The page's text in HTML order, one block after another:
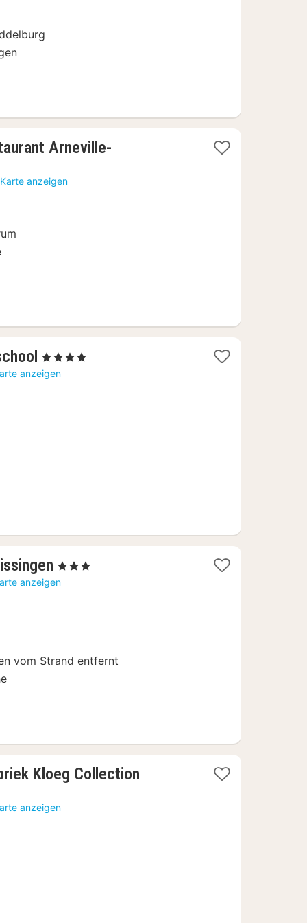
Arneville-
anzeigen
1
Nacht
, 4 Sterne
anzeigen
1
Nacht
, 3 Sterne
anzeigen
vom Strand entfernt
Kloeg Collection
anzeigen